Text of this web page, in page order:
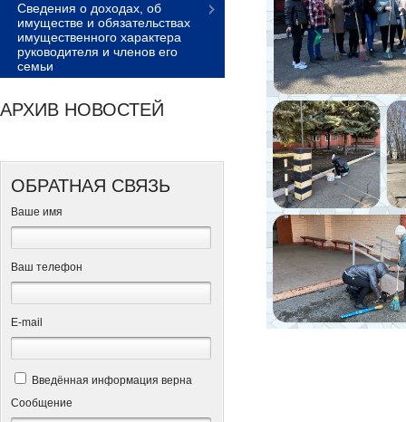
Сведения о доходах, об
имуществе и обязательствах
имущественного характера
руководителя и членов его
семьи
АРХИВ НОВОСТЕЙ
ОБРАТНАЯ СВЯЗЬ
Ваше имя
Ваш телефон
Е-mail
Введённая информация верна
Сообщение